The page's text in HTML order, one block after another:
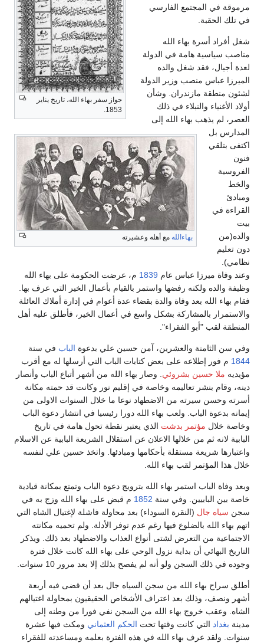
جواز سفر بهاء الله، تاريخ يناير
1853.
مرموقة في المجتمع الفارسي
في تلك الحقبة.
بهاءالله مع أهله وعشيرته
شغل أفراد أسرة بهاء الله
مناصب سياسية هامة في الدولة
لعدة أجيال، فقد شغل والده
الميرزا عباس منصب وزير الدولة
لشئون منطقة مازندران. وشأن
أولاد الأغنياء والنبلاء في ذلك
العصر، لم يذهب بهاء الله إلى
المدارس بل
اكتفى بتلقي
فنون
الفروسية
والخط
ومبادئ
القراءة في
بيت
والده(من
دون تعليم
نظامي).
وعند وفاة ميرزا عباس عام 1839 م، عرضت الحكومة على بهاء الله
وظيفة والده ولكنه رفضها واستمر بالقيام بأعمال الخير التي عرف بها.
فقام بهاء الله بعد وفاة والدة بقضاء عدة أعوام في إدارة أملاك العائلة
والاستمرار بالمشاركة بشكل واسع في أعمال الخير، فأطلق عليه أهل
المنطقة لقب "أبو الفقراء".
وفي سن الثامنة والعشرين، آمن حسين علي بدعوة الباب في سنة
1844 م فور إطلاعه على بعض كتابات الباب التي أرسلها له مع أقرب
مؤيديه ملا حسين بشروئي. وصار بهاء الله من أشهر أتباع الباب وأنصار
دينه، وقام بنشر تعاليمه وخاصة في إقليم نور وكانت قد حمته مكانة
أسرته وحسن سيرته من الاضطهاد نوعا ما خلال السنوات الاولى من
إيمانه بدعوة الباب. ولعب بهاء الله دورا رئيسيا في انتشار دعوة الباب
وخاصة خلال مؤتمر بدشت الذي يعتبر نقطة تحول هامة في تاريخ
البابية لانه ثم من خلالها الاعلان عن استقلال الشريعة البابية عن الاسلام
واعتبارها شريعة مستقلة بأحكامها ومبادئها. واتخذ حسين علي لنفسه
خلال هذا المؤتمر لقب بهاء الله.
وبعد وفاة الباب استمر بهاء الله بترويج دعوة الباب وتمتع بمكانة قيادية
خاصة بين البابيين. وفي سنة 1852 م قبض على بهاء الله وزج به في
سجن سياه جال (النقرة السوداء) بعد محاولة فاشلة لإغتيال الشاه التي
اتهم بهاء الله بالضلوع فيها رغم عدم توفر الأدلة. ولم تحميه مكانته
الاجتماعية من التعرض لشتى أنواع العذاب والاضطهاد بعد ذلك. ويذكر
التاريخ البهائي أن بداية نزول الوحي على بهاء الله كانت خلال فترة
وجوده في ذلك السجن ولو أنه لم يفصح بذلك إلا بعد مرور 10 سنوات.
أطلق سراح بهاء الله من سجن السياه جال بعد أن قضى فيه أربعة
أشهر ونصف، وذلك بعد اعتراف الأشخاص الحقيقيون بمحاولة اغتيالهم
الشاه. وعقب خروج بهاء الله من السجن نفي فورا من وطنه إلى
مدينة بغداد التي كانت وقتها تحت الحكم العثماني ومكث فيها عشرة
سنوات. ولقد عرف بهاء الله في هذه الفترة بعلمه ومساعدته للفقراء